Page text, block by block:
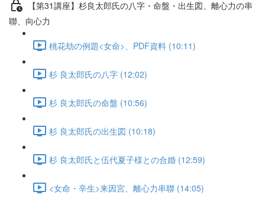
【第31講座】杉良太郎氏の八字・命盤・出生図、離心力の串
聯、向心力
桃花劫の例題<女命>、PDF資料 (10:11)
杉 良太郎氏の八字 (12:02)
杉 良太郎氏の命盤 (10:56)
杉 良太郎氏の出生図 (10:18)
杉 良太郎氏と伍代夏子様との合婚 (12:59)
<女命・辛生>来因宮、離心力串聯 (14:05)